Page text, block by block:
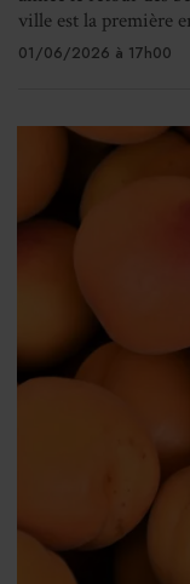
ville est la première
01/06/2026 à 17h00